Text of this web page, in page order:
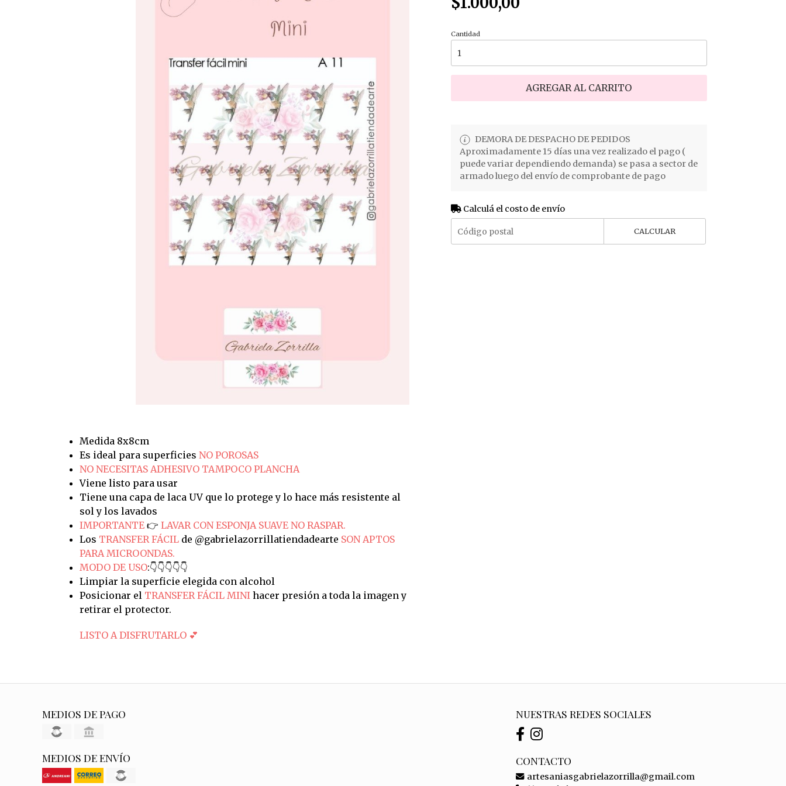
Medida 8x8cm
Es ideal para superficies NO POROSAS
NO NECESITAS ADHESIVO TAMPOCO PLANCHA
Viene listo para usar
Tiene una capa de laca UV que lo protege y lo hace más resistente al
sol y los lavados
IMPORTANTE 👉 LAVAR CON ESPONJA SUAVE NO RASPAR.
Los TRANSFER FÁCILde @gabrielazorrillatiendadearte SON APTOS
PARA MICROONDAS.
MODO DE USO:👇👇👇👇👇
Limpiar la superficie elegida con alcohol
Posicionar el TRANSFER FÁCIL MINIhacer presión a toda la imagen y
retirar el protector.
LISTO A DISFRUTARLO 💕
Cantidad
AGREGAR AL CARRITO
DEMORA DE DESPACHO DE PEDIDOS
Aproximadamente 15 días una vez realizado el pago (
puede variar dependiendo demanda) se pasa a sector de
armado luego del envío de comprobante de pago
Calculá el costo de envío
CALCULAR
MEDIOS DE PAGO
MEDIOS DE ENVÍO
NUESTRAS REDES SOCIALES
CONTACTO
artesaniasgabrielazorrilla@gmail.com